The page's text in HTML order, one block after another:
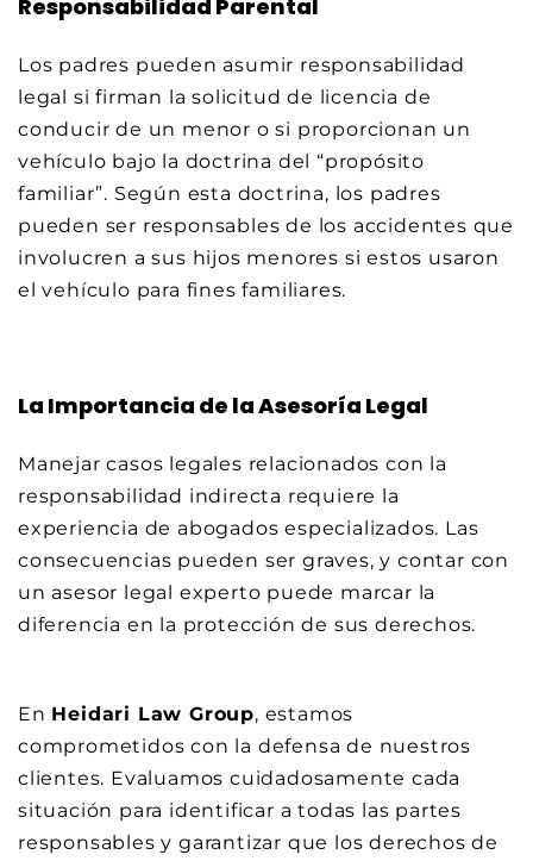
Responsabilidad Parental
Los padres pueden asumir responsabilidad
legal si firman la solicitud de licencia de
conducir de un menor o si proporcionan un
vehículo bajo la doctrina del “propósito
familiar”. Según esta doctrina, los padres
pueden ser responsables de los accidentes que
involucren a sus hijos menores si estos usaron
el vehículo para fines familiares.
La Importancia de la Asesoría Legal
Manejar casos legales relacionados con la
responsabilidad indirecta requiere la
experiencia de abogados especializados. Las
consecuencias pueden ser graves, y contar con
un asesor legal experto puede marcar la
diferencia en la protección de sus derechos.
En Heidari Law Group, estamos
comprometidos con la defensa de nuestros
clientes. Evaluamos cuidadosamente cada
situación para identificar a todas las partes
responsables y garantizar que los derechos de